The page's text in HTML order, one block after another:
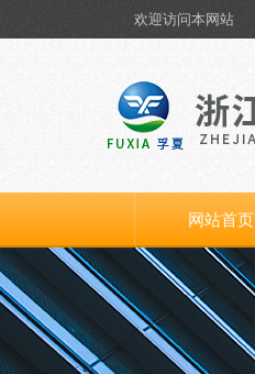
欢迎访问本网站
网站首页